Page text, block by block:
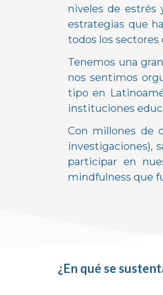
niveles de estrés
estrategias que
todos los sectores
Tenemos una
nos sentimos
tipo en
instituciones
Con millones de
investigaciones),
participar en
mindfulness que
¿En qué se